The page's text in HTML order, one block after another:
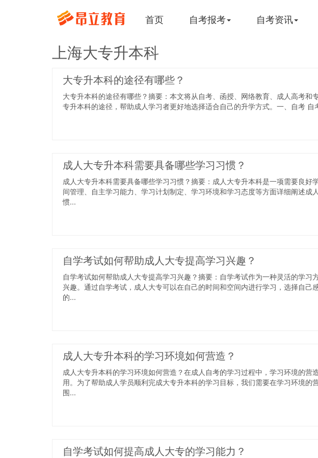
首页 自考报考 自考资讯
上海大专升本科
大专升本科的途径有哪些？
大专升本科的途径有哪些？摘要：本文将从自考、函授、网络教育、成人高考和
专升本科的途径，帮助成人学习者更好地选择适合自己的升学方式。一、自考
成人大专升本科需要具备哪些学习习惯？
成人大专升本科需要具备哪些学习习惯？摘要：成人大专升本科是一项需要良好
间管理、自主学习能力、学习计划制定、学习环境和学习态度等方面详细阐述成
惯...
自学考试如何帮助成人大专提高学习兴趣？
自学考试如何帮助成人大专提高学习兴趣？摘要：自学考试作为一种灵活的学习
兴趣。通过自学考试，成人大专可以在自己的时间和空间内进行学习，选择自己
的...
成人大专升本科的学习环境如何营造？
成人大专升本科的学习环境如何营造？在成人自考的学习过程中，学习环境的营
用。为了帮助成人学员顺利完成大专升本科的学习目标，我们需要在学习环境的
围...
自学考试如何提高成人大专的学习能力？